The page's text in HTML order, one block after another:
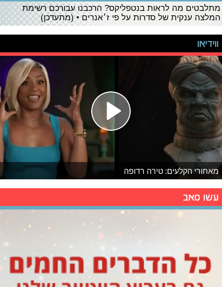
מתלבטים מה לראות בנטפליקס? הרכבנו עבורכם רשימת
המלצה ענקית של סדרות על פי ז׳אנרים • (מתעדכן)
ווידיאו
מאחורי הקלעים: טירה רדופה
עשו סאב